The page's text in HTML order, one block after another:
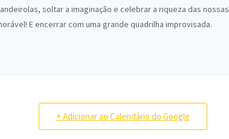
soltar a imaginação e celebrar a riqueza das nossas
E encerrar com uma grande quadrilha improvisada.
+ Adicionar ao Calendário do Google